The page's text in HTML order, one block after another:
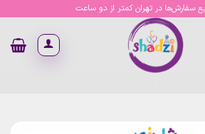
سفارش‌ها در تهران کمتر از دو ساعت